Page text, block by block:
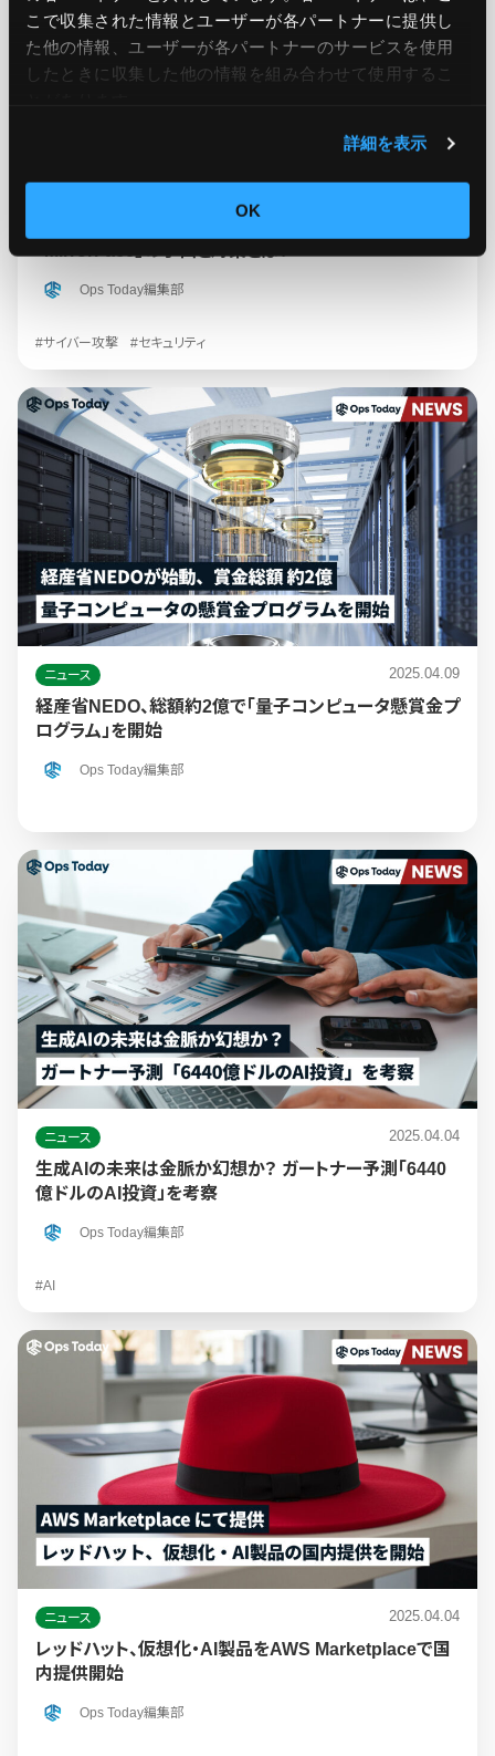
こで収集された情報とユーザーが各パートナーに提供し
た他の情報、ユーザーが各パートナーのサービスを使用
したときに収集した他の情報を組み合わせて使用​​するこ
詳細を表示
OK
Ops Today編集部
#サイバー攻撃 #セキュリティ
ニュース 2025.04.09
経産省NEDO、総額約2億で「量子コンピュータ懸賞金プ
ログラム」を開始
Ops Today編集部
ニュース 2025.04.04
生成AIの未来は金脈か幻想か？ ガートナー予測「6440
億ドルのAI投資」を考察
Ops Today編集部
#AI
ニュース 2025.04.04
レッドハット、仮想化・AI製品をAWS Marketplaceで国
内提供開始
Ops Today編集部